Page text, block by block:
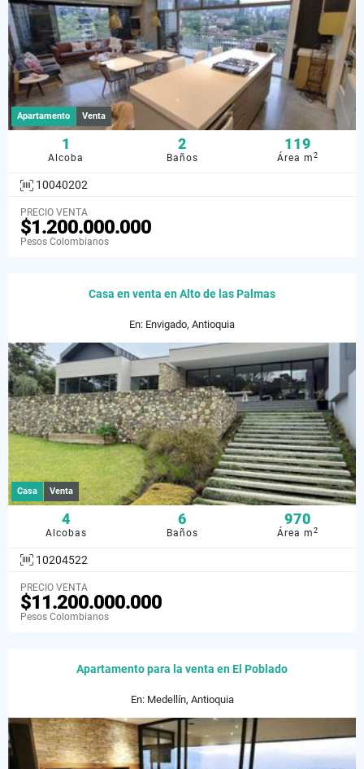
Apartamento Venta
1
Alcoba
2
Baños
119
Área m2
10040202
PRECIO VENTA
$1.200.000.000
Pesos Colombianos
Casa en venta en Alto de las Palmas
En: Envigado, Antioquia
Casa Venta
4
Alcobas
6
Baños
970
Área m2
10204522
PRECIO VENTA
$11.200.000.000
Pesos Colombianos
Apartamento para la venta en El Poblado
En: Medellín, Antioquia